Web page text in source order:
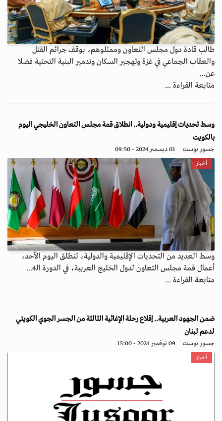
طالب قادة دول مجلس التعاون وممثلوهم، بوقف جرائم القتل
والعقاب الجماعي في غزة وتهجير السكان وتدمير البنية التحتية فضلا
عن...
متابعة القراءة ...
وسط تحديات إقليمية ودولية.. انطلاق قمة مجلس التعاون الخليجي اليوم
بالكويت
جسور بوست 01 ديسمبر 2024 - 09:50
أخبار
وسط العديد من التحديات الإقليمية والدولية، تنطلق اليوم الأحد،
أعمال قمة مجلس التعاون لدول الخليج العربية، في الدورة الـ4...
متابعة القراءة ...
ضمن الجهود العربية.. إقلاع رحلة الإغاثية الثالثة من الجسر الجوي الكويتي
لدعم لبنان
جسور بوست 09 نوفمبر 2024 - 15:00
أخبار